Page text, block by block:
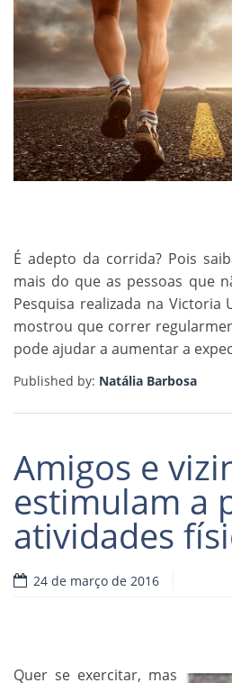
É adepto da corrida? Pois
mais do que as pessoas que
Pesquisa realizada na Victoria
mostrou que correr
pode ajudar a aumentar a
Published by: Natália Barbosa
Amigos e
estimulam a
atividades
24 de março de 2016
Quer se exercitar, mas